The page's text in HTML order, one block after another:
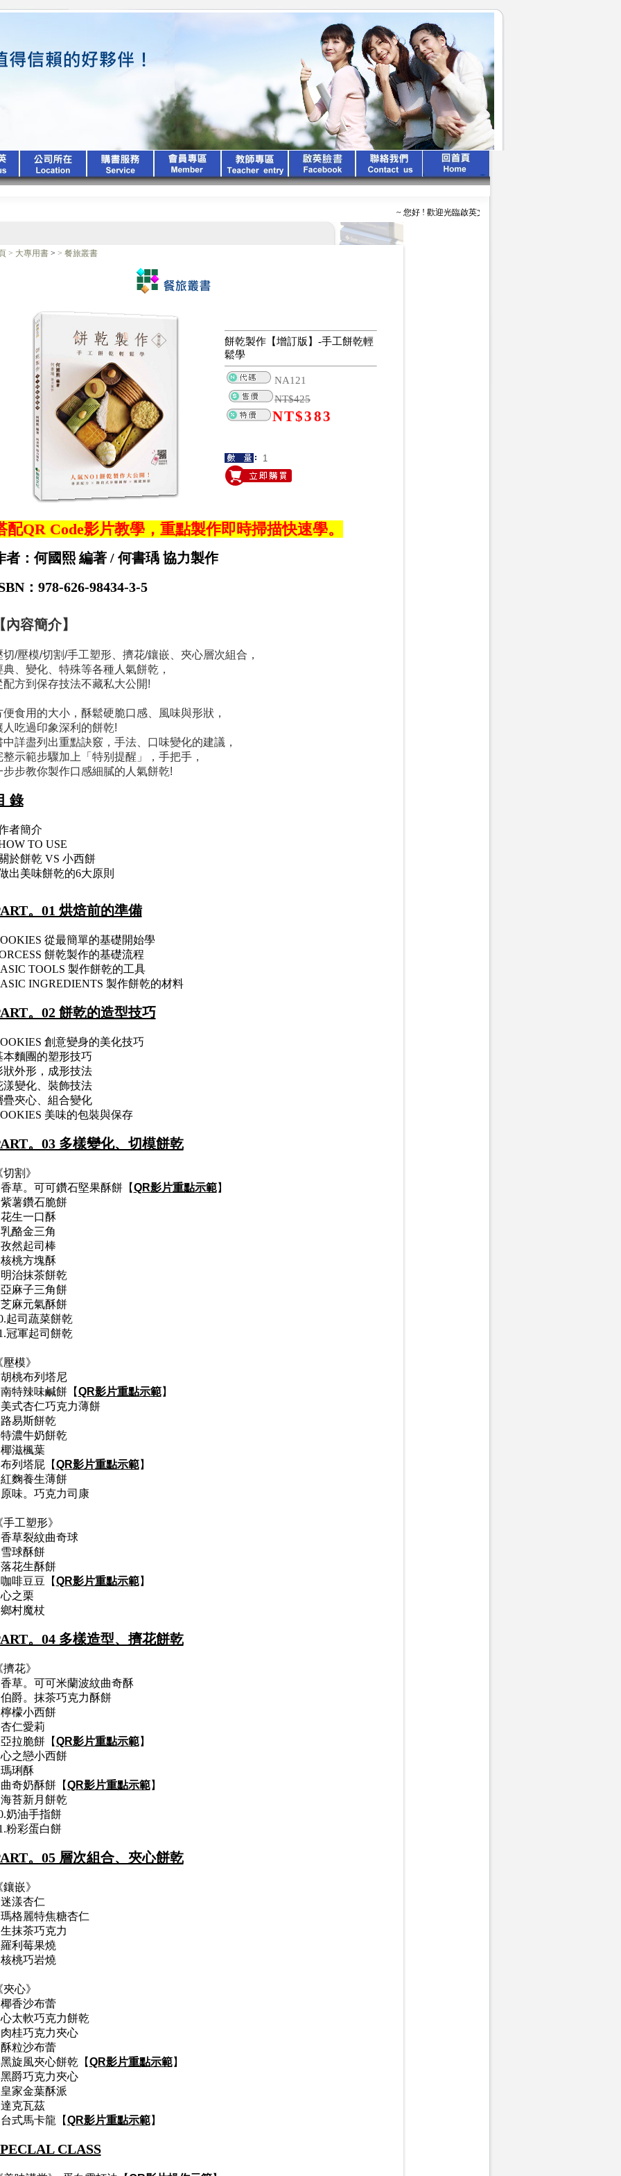
~ 您好 ! 歡迎光臨啟英文化公司 ~ ~ ~ 啟英出版 、 專業
> 大專用書 > > 餐旅叢書
餅乾製作【增訂版】-手工餅乾輕
鬆學
NA121
NT$425
NT$383
配QR Code影片教學，重點製作即時掃描快速學。
者：何國熙 編著 / 何書瑀 協力製作
：978-626-98434-3-5
內容簡介】
切/壓模/切割/手工塑形、擠花/鑲嵌、夾心層次組合，
典、變化、特殊等各種人氣餅乾，
配方到保存技法不藏私大公開!
便食用的大小，酥鬆硬脆口感、風味與形狀，
人吃過印象深利的餅乾!
中詳盡列出重點訣竅，手法、口味變化的建議，
整示範步驟加上「特别提醒」，手把手，
步步教你製作口感細膩的人氣餅乾!
錄
者簡介
TO USE
於餅乾 VS 小西餅
出美味餅乾的6大原則
。01 烘焙前的準備
從最簡單的基礎開始學
餅乾製作的基礎流程
TOOLS 製作餅乾的工具
INGREDIENTS 製作餅乾的材料
。02 餅乾的造型技巧
創意變身的美化技巧
本麵團的塑形技巧
狀外形，成形技法
漾變化、裝飾技法
疊夾心、組合變化
美味的包裝與保存
。03 多樣變化、切模餅乾
割》
草。可可鑽石堅果酥餅【QR影片重點示範】
薯鑽石脆餅
生一口酥
酪金三角
然起司棒
桃方塊酥
治抹茶餅乾
麻子三角餅
麻元氣酥餅
起司蔬菜餅乾
冠軍起司餅乾
模》
桃布列塔尼
特辣味鹹餅【QR影片重點示範】
式杏仁巧克力薄餅
易斯餅乾
濃牛奶餅乾
滋楓葉
列塔屁【QR影片重點示範】
麴養生薄餅
味。巧克力司康
手工塑形》
草裂紋曲奇球
球酥餅
花生酥餅
啡豆豆【QR影片重點示範】
之栗
村魔杖
。04 多樣造型、擠花餅乾
花》
草。可可米蘭波紋曲奇酥
爵。抹茶巧克力酥餅
檬小西餅
仁愛莉
拉脆餅【QR影片重點示範】
之戀小西餅
琍酥
奇奶酥餅【QR影片重點示範】
苔新月餅乾
奶油手指餅
粉彩蛋白餅
。05 層次組合、夾心餅乾
嵌》
漾杏仁
格麗特焦糖杏仁
抹茶巧克力
利莓果燒
桃巧岩燒
心》
香沙布蕾
太軟巧克力餅乾
桂巧克力夾心
粒沙布蕾
旋風夾心餅乾【QR影片重點示範】
爵巧克力夾心
家金葉酥派
克瓦茲
式馬卡龍【QR影片重點示範】
CLASS